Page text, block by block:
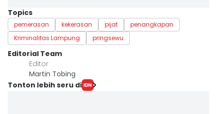
Topics
pemerasan kekerasan pijat
penangkapan
Kriminalitas Lampung
pringsewu
Editorial Team
Editor
Martin Tobing
Tonton lebih seru di